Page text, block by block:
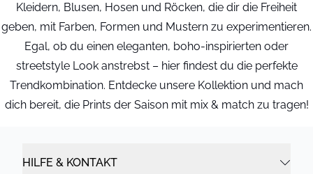
Kleidern, Blusen, Hosen und Röcken, die dir die Freiheit
geben, mit Farben, Formen und Mustern zu experimentieren.
Egal, ob du einen eleganten, boho-inspirierten oder
streetstyle Look anstrebst – hier findest du die perfekte
Trendkombination. Entdecke unsere Kollektion und mach
dich bereit, die Prints der Saison mit mix & match zu tragen!
HILFE & KONTAKT